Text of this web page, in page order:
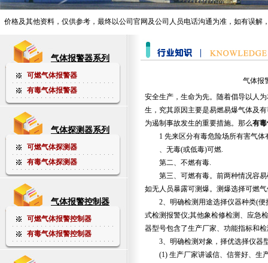
其他资料，仅供参考，最终以公司官网及公司人员电话沟通为准，如有误解，
气体报警器系列
可燃气体报警器
有毒气体报警器
气体探测器系列
可燃气体探测器
有毒气体探测器
气体报警控制器
可燃气体报警控制器
有毒气体报警控制器
气体报
安全生产，生命为先。随着倡导以人
生，究其原因主要是易燃易爆气体及
为遏制事故发生的重要措施。那么有
1 先来区分有毒危险场所有害气体
、无毒(或低毒)可燃.
第二、不燃有毒.
第三、可燃有毒。前两种情况容易
如无人员暴露可测爆。测爆选择可燃
2、明确检测用途选择仪器种类(便
式检测报警仪;其他象检修检测、应急
器型号包含了生产厂家、功能指标和
3、明确检测对象，择优选择仪器
(1) 生产厂家讲诚信、信誉好、生产